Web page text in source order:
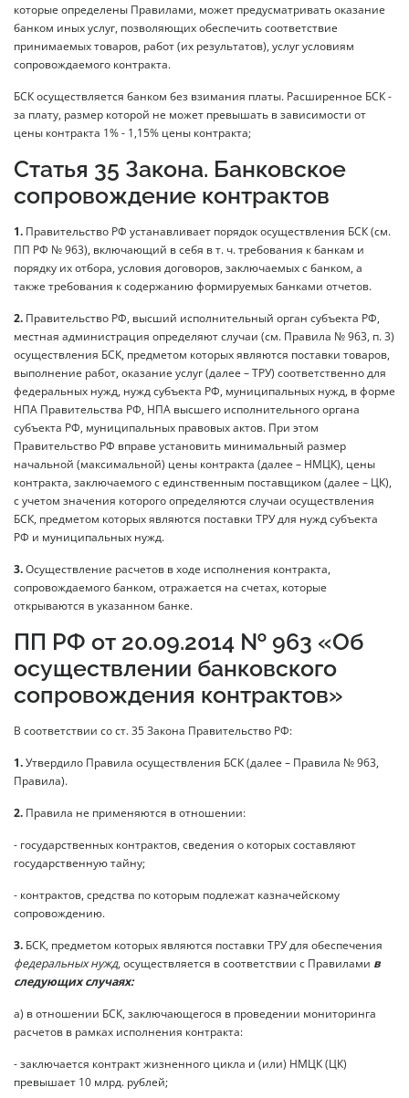
которые определены Правилами, может предусматривать оказание
банком иных услуг, позволяющих обеспечить соответствие
принимаемых товаров, работ (их результатов), услуг условиям
сопровождаемого контракта.
БСК осуществляется банком без взимания платы. Расширенное БСК -
за плату, размер которой не может превышать в зависимости от
цены контракта 1% - 1,15% цены контракта;
Статья 35 Закона. Банковское
сопровождение контрактов
1. Правительство РФ устанавливает порядок осуществления БСК (см.
ПП РФ № 963), включающий в себя в т. ч. требования к банкам и
порядку их отбора, условия договоров, заключаемых с банком, а
также требования к содержанию формируемых банками отчетов.
2. Правительство РФ, высший исполнительный орган субъекта РФ,
местная администрация определяют случаи (см. Правила № 963, п. 3)
осуществления БСК, предметом которых являются поставки товаров,
выполнение работ, оказание услуг (далее – ТРУ) соответственно для
федеральных нужд, нужд субъекта РФ, муниципальных нужд, в форме
НПА Правительства РФ, НПА высшего исполнительного органа
субъекта РФ, муниципальных правовых актов. При этом
Правительство РФ вправе установить минимальный размер
начальной (максимальной) цены контракта (далее – НМЦК), цены
контракта, заключаемого с единственным поставщиком (далее – ЦК),
с учетом значения которого определяются случаи осуществления
БСК, предметом которых являются поставки ТРУ для нужд субъекта
РФ и муниципальных нужд.
3.Осуществление расчетов в ходе исполнения контракта,
сопровождаемого банком, отражается на счетах, которые
открываются в указанном банке.
ПП РФ от 20.09.2014 № 963 «Об
осуществлении банковского
сопровождения контрактов»
В соответствии со ст. 35 Закона Правительство РФ:
1.Утвердило Правила осуществления БСК (далее – Правила № 963,
Правила).
2. Правила не применяются в отношении:
- государственных контрактов, сведения о которых составляют
государственную тайну;
- контрактов, средства по которым подлежат казначейскому
сопровождению.
3. БСК, предметом которых являются поставки ТРУ для обеспечения
федеральных нужд, осуществляется в соответствии с Правилами в
следующих случаях:
а) в отношении БСК, заключающегося в проведении мониторинга
расчетов в рамках исполнения контракта:
- заключается контракт жизненного цикла и (или) НМЦК (ЦК)
превышает 10 млрд. рублей;